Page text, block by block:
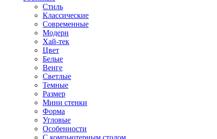
Стиль
Классические
Современные
Модерн
Хай-тек
Цвет
Белые
Венге
Светлые
Темные
Размер
Мини стенки
Форма
Угловые
Особенности
С компьютерным столом